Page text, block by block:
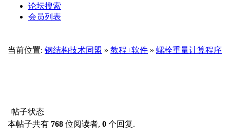
论坛搜索
会员列表
当前位置: 钢结构技术同盟 » 教程+软件 » 螺栓重量计算程序
帖子状态
本帖子共有 768 位阅读者, 0 个回复.